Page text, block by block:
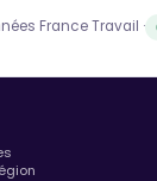
France Travail ·